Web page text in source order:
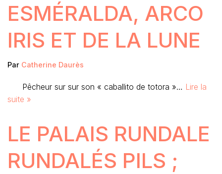
ESMÉRALDA, ARCO
IRIS ET DE LA LUNE
Par Catherine Daurès
Pêcheur sur sur son « caballito de totora »… Lire la
suite »
LE PALAIS RUNDALE
RUNDALÉS PILS ;